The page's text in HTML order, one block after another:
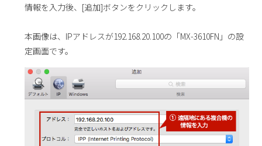
情報を入力後、[追加]ボタンをクリックします。
本画像は、IPアドレスが192.168.20.100の「MX-3610FN」の設
定画面です。